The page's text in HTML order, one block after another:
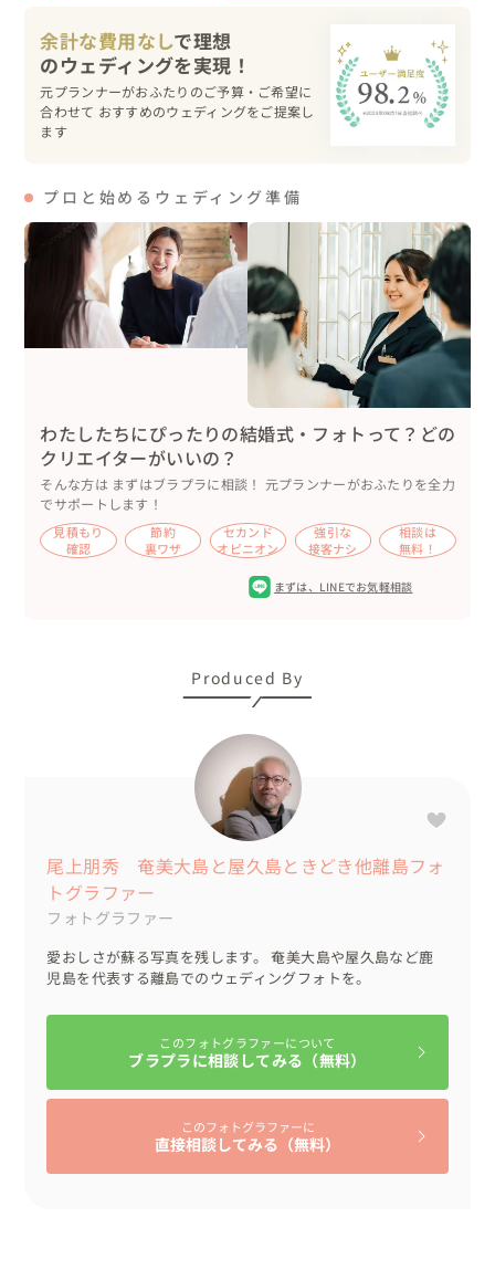
ました。
こまめに水分を取るなど熱中症対策もしつつの撮影でし
た。まだ4月なのに。。。
ご家族ともに喜んで頂きました。
余計な費用なしで理想
元プランナーがおふたりのご予算・ご希望に
合わせて おすすめのウェディングをご提案し
ます
プロと始めるウェディング準備
わたしたちにぴったりの結婚式・フォトって？どの
クリエイターがいいの？
そんな方は まずはブラプラに相談！ 元プランナーがおふたりを全力
でサポートします！
見積もり
確認
節約
裏ワザ
セカンド
オピニオン
強引な
接客ナシ
相談は
無料！
まずは、 LINEでお気軽相談
Produced By
尾上朋秀 奄美大島と屋久島ときどき他離島フォ
トグラファー
フォトグラファー
愛おしさが蘇る写真を残します。 奄美大島や屋久島など鹿
児島を代表する離島でのウェディングフォトを。
このフォトグラファーについて
ブラプラに相談してみる（無料）
このフォトグラファーに
直接相談してみる（無料）